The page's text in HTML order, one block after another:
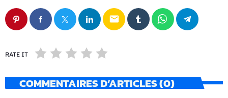
email
RATE IT
COMMENTAIRES D’ARTICLES (0)